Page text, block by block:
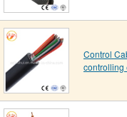
Control
controlling